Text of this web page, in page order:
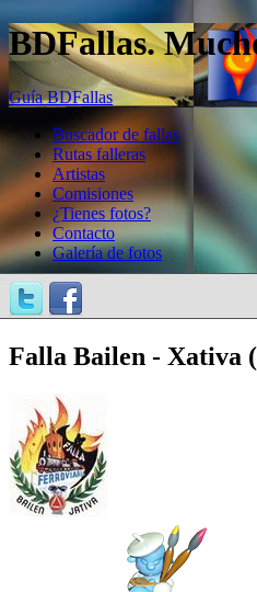
BDFallas.
Guía BDFallas
Buscador de fallas
Rutas falleras
Artistas
Comisiones
¿Tienes fotos?
Contacto
Galería de fotos
Falla Bailen - Xativa